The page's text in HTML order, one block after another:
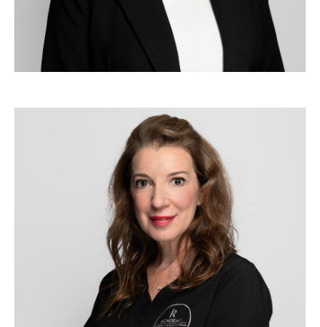
GEMMA ROMÁN
Trainer IR Academy